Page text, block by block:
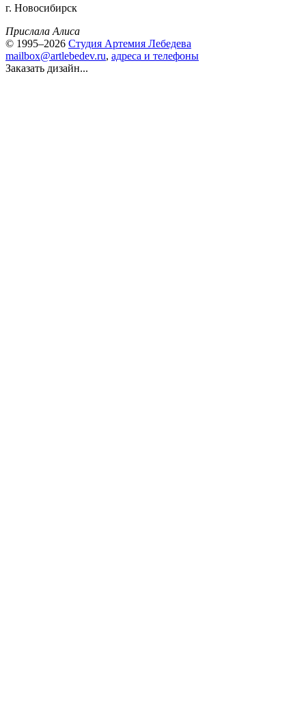
г. Новосибирск
Прислала Алиса
© 1995–2026 Студия Артемия Лебедева
mailbox@artlebedev.ru, адреса и телефоны
Заказать дизайн...